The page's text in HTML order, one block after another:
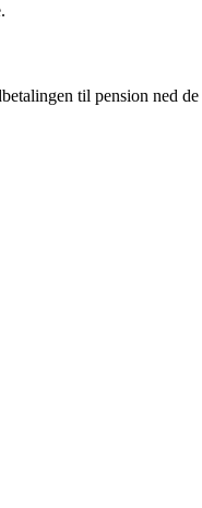
til pension ned